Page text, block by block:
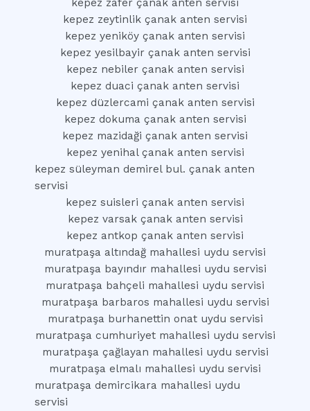
kepez zafer çanak anten servisi
kepez zeytinlik çanak anten servisi
kepez yeniköy çanak anten servisi
kepez yesilbayir çanak anten servisi
kepez nebiler çanak anten servisi
kepez duaci çanak anten servisi
kepez düzlercami çanak anten servisi
kepez dokuma çanak anten servisi
kepez mazidaği çanak anten servisi
kepez yenihal çanak anten servisi
kepez süleyman demirel bul. çanak anten
servisi
kepez suisleri çanak anten servisi
kepez varsak çanak anten servisi
kepez antkop çanak anten servisi
muratpaşa altındağ mahallesi uydu servisi
muratpaşa bayındır mahallesi uydu servisi
muratpaşa bahçeli mahallesi uydu servisi
muratpaşa barbaros mahallesi uydu servisi
muratpaşa burhanettin onat uydu servisi
muratpaşa cumhuriyet mahallesi uydu servisi
muratpaşa çağlayan mahallesi uydu servisi
muratpaşa elmalı mahallesi uydu servisi
muratpaşa demircikara mahallesi uydu
servisi